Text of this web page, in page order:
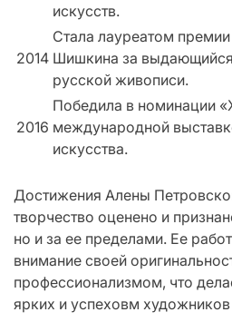
искусств.
2014
Стала лауреатом
Шишкина за выдающийся
русской живописи.
2016
Победила в номинации
международной
искусства.
Достижения Алены
творчество оценено и
но и за ее пределами. Ее
внимание своей
профессионализмом, что
ярких и успеховм